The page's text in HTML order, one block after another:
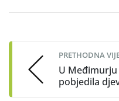
navigation
PRETHODNA
U
pobjedila